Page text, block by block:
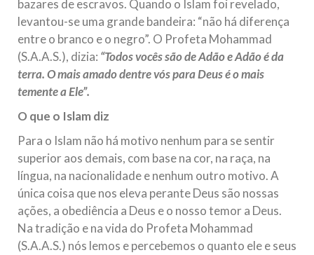
bazares de escravos. Quando o Islam foi revelado,
levantou-se uma grande bandeira: “não há diferença
entre o branco e o negro”. O Profeta Mohammad
(S.A.A.S.), dizia: “Todos vocês são de Adão e Adão é da
terra. O mais amado dentre vós para Deus é o mais
temente a Ele”.
O que o Islam diz
Para o Islam não há motivo nenhum para se sentir
superior aos demais, com base na cor, na raça, na
língua, na nacionalidade e nenhum outro motivo. A
única coisa que nos eleva perante Deus são nossas
ações, a obediência a Deus e o nosso temor a Deus.
Na tradição e na vida do Profeta Mohammad
(S.A.A.S.) nós lemos e percebemos o quanto ele e seus